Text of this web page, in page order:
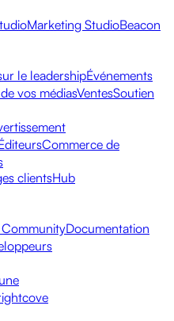
Marketing StudioBeacon
le leadershipÉvénements
vos médiasVentesSoutien
Commerce de
clientsHub
Documentation